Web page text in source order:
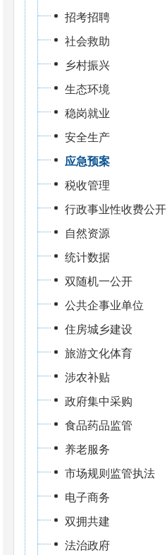
招考招聘
社会救助
乡村振兴
生态环境
稳岗就业
安全生产
应急预案
税收管理
行政事业性收费公开
自然资源
统计数据
双随机一公开
公共企事业单位
住房城乡建设
旅游文化体育
涉农补贴
政府集中采购
食品药品监管
养老服务
市场规则监管执法
电子商务
双拥共建
法治政府